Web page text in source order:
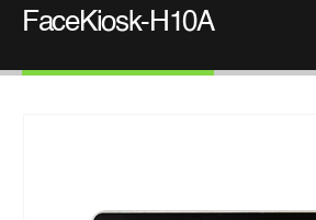
FaceKiosk-H10A